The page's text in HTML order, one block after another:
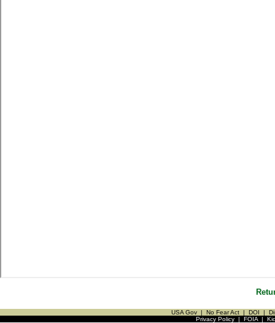
USA Gov | No Fear Act | DOI |
Privacy Policy| FOIA|